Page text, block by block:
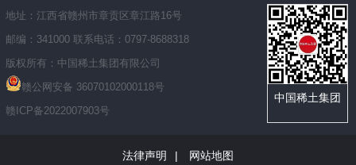
地址：江西省赣州市章贡区章江路16号
邮编：341000ㅤ 联系电话：0797-8688318
版权所有：中国稀土集团有限公司
赣公网安备 36070102000118号
赣ICP备2022007903号
中国稀土集团
法律声明 | 网站地图